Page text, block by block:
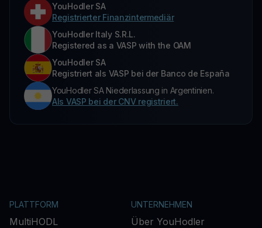
YouHodler SA
Registrierter Finanzintermediär
YouHodler Italy S.R.L.
Registered as a VASP with the OAM
YouHodler SA
Registriert als VASP bei der Banco de España
YouHodler SA Niederlassung in Argentinien.
Als VASP bei der CNV registriert.
PLATTFORM
MultiHODL
UNTERNEHMEN
Über YouHodler